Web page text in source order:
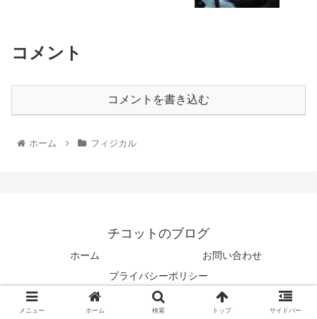
コメント
コメントを書き込む
ホーム フィジカル
チコットのブログ
ホーム
お問い合わせ
プライバシーポリシー
© 2022 チコットのブログ.
メニュー ホーム 検索 トップ サイドバー